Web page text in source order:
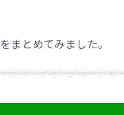
まとめてみました。